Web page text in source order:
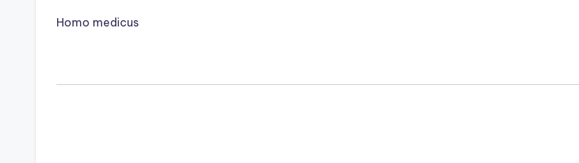
Homo medicus